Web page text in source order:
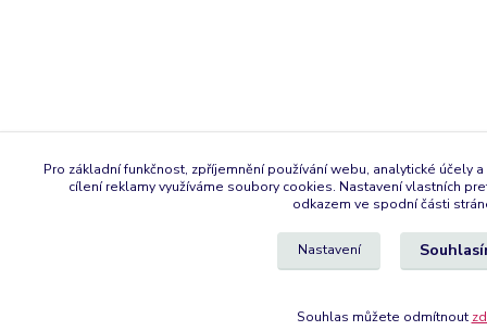
Pro základní funkčnost, zpříjemnění používání webu, analytické účely
cílení reklamy využíváme soubory cookies. Nastavení vlastních
odkazem ve spodní části
Nastavení
Souhlas můžete odmítnout